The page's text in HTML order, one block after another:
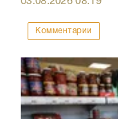
Комментарии